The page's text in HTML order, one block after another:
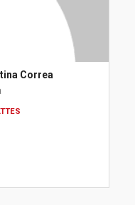
Correa